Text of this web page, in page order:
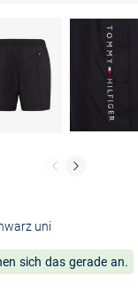
uni
sich das gerade an.